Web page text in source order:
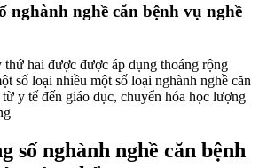
nghành nghề căn bệnh vụ nghề
thứ hai được được áp dụng thoáng rộng
số loại nhiều một số loại nghành nghề căn
y tế đến giáo dục, chuyển hóa học lượng
số nghành nghề căn bệnh